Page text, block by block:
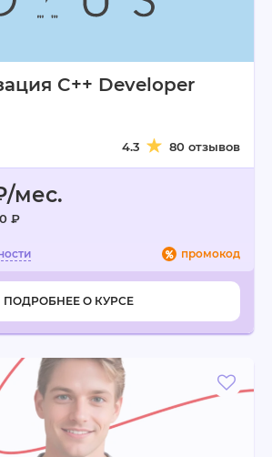
C++ Developer
4.3 80 отзывов
мес.
₽
промокод
ПОДРОБНЕЕ О КУРСЕ